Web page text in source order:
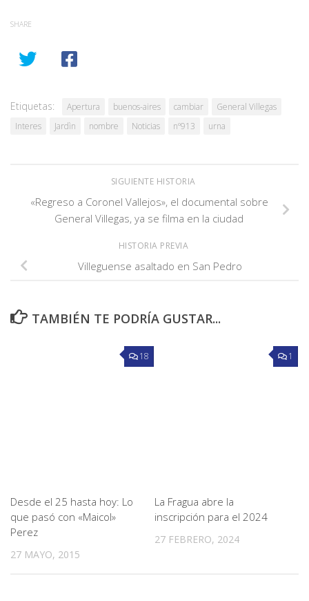
SHARE
Etiquetas: Apertura buenos-aires cambiar
General Villegas
Interes
Jardìn nombre Noticias nº913 urna
SIGUIENTE HISTORIA
«Regreso a Coronel Vallejos», el documental sobre
General Villegas, ya se filma en la ciudad
HISTORIA PREVIA
Villeguense asaltado en San Pedro
TAMBIÉN TE PODRÍA GUSTAR...
18
Desde el 25 hasta hoy: Lo
que pasó con «Maicol»
Perez
27 MAYO, 2015
1
La Fragua abre la
inscripción para el 2024
27 FEBRERO, 2024